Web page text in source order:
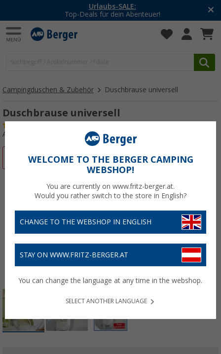
Urlaubs-SALE:
Top-Deals für dein Abenteuer!
Campingduschen & Zubehör Duschbrause universell
Duschbrause universell
Art.-Nr.: 263340
WELCOME TO THE BERGER CAMPING
WEBSHOP!
You are currently on www.fritz-berger.at.
Would you rather switch to the store in English?
CHANGE TO THE WEBSHOP IN ENGLISH
STAY ON WWW.FRITZ-BERGER.AT
You can change the language at any time in the webshop.
SELECT ANOTHER LANGUAGE